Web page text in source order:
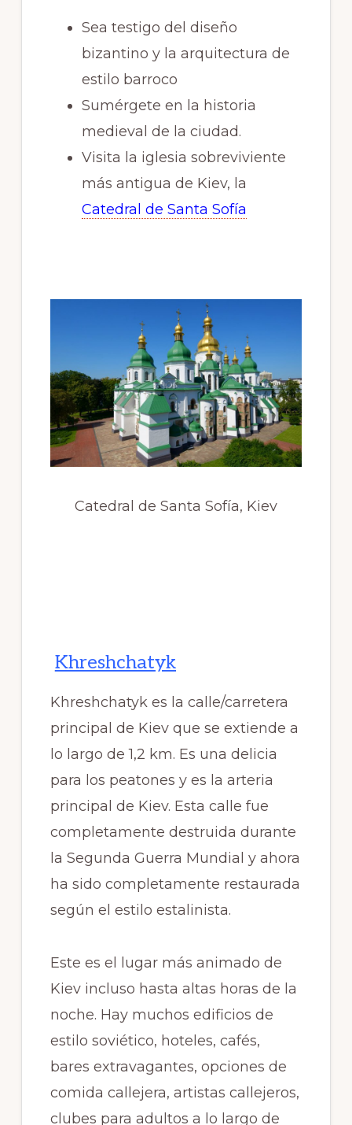
Sea testigo del diseño
bizantino y la arquitectura de
estilo barroco
Sumérgete en la historia
medieval de la ciudad.
Visita la iglesia sobreviviente
más antigua de Kiev, la
Catedral de Santa Sofía
Catedral de Santa Sofía, Kiev
Khreshchatyk
Khreshchatyk es la calle/carretera
principal de Kiev que se extiende a
lo largo de 1,2 km. Es una delicia
para los peatones y es la arteria
principal de Kiev. Esta calle fue
completamente destruida durante
la Segunda Guerra Mundial y ahora
ha sido completamente restaurada
según el estilo estalinista.
Este es el lugar más animado de
Kiev incluso hasta altas horas de la
noche. Hay muchos edificios de
estilo soviético, hoteles, cafés,
bares extravagantes, opciones de
comida callejera, artistas callejeros,
clubes para adultos a lo largo de